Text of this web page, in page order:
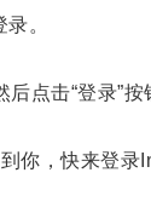
。
点击“登录”按
，快来登录